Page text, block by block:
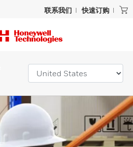
联系我们 快速订购